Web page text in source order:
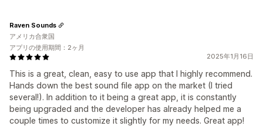
2025年1月16日
This is a great, clean, easy to use app that I highly recommend.
Hands down the best sound file app on the market (I tried
several!). In addition to it being a great app, it is constantly
being upgraded and the developer has already helped me a
couple times to customize it slightly for my needs. Great app!
Raven Sounds
アメリカ合衆国
アプリの使用期間：2ヶ月